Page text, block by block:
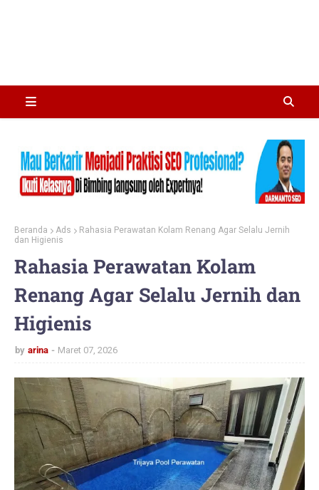
Beranda Ads
Rahasia Perawatan Kolam Renang Agar Selalu Jernih
dan Higienis
Rahasia Perawatan Kolam
Renang Agar Selalu Jernih dan
Higienis
by arina Maret 07, 2026